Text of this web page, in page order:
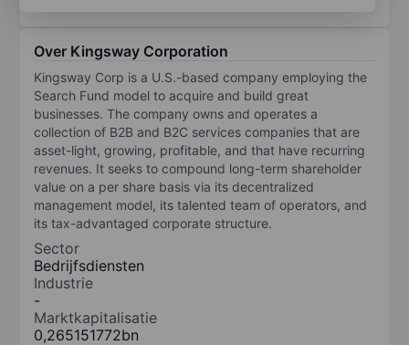
Over Kingsway Corporation
Kingsway Corp is a U.S.-based company employing the
Search Fund model to acquire and build great
businesses. The company owns and operates a
collection of B2B and B2C services companies that are
asset-light, growing, profitable, and that have recurring
revenues. It seeks to compound long-term shareholder
value on a per share basis via its decentralized
management model, its talented team of operators, and
its tax-advantaged corporate structure.
Sector
Bedrijfsdiensten
Industrie
-
Marktkapitalisatie
0,265151772bn